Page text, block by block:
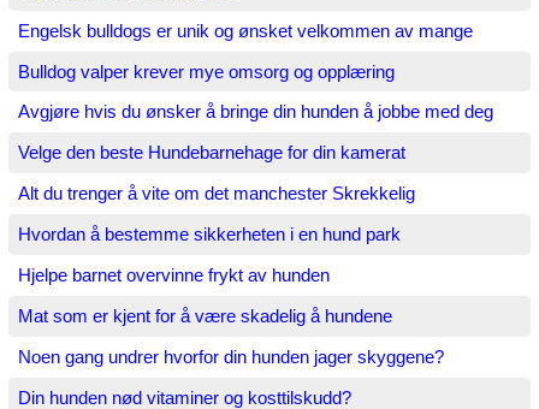
Engelsk bulldogs er unik og ønsket velkommen av mange
Bulldog valper krever mye omsorg og opplæring
Avgjøre hvis du ønsker å bringe din hunden å jobbe med deg
Velge den beste Hundebarnehage for din kamerat
Alt du trenger å vite om det manchester Skrekkelig
Hvordan å bestemme sikkerheten i en hund park
Hjelpe barnet overvinne frykt av hunden
Mat som er kjent for å være skadelig å hundene
Noen gang undrer hvorfor din hunden jager skyggene?
Din hunden nød vitaminer og kosttilskudd?